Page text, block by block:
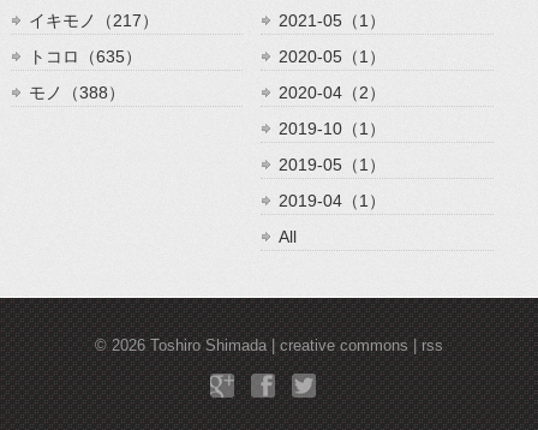
イキモノ（217）
トコロ（635）
モノ（388）
2021-05（1）
2020-05（1）
2020-04（2）
2019-10（1）
2019-05（1）
2019-04（1）
All
© 2026Toshiro Shimada creative commons rss